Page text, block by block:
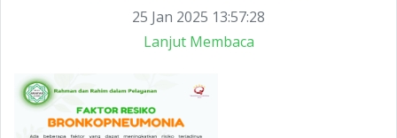
25 Jan 2025 13:57:28
Lanjut Membaca